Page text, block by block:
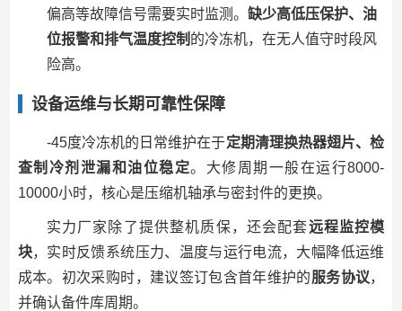
偏高等故障信号需要实时监测。 缺少高低压保护、油
位报警和排气温度控制 的冷冻机，在无人值守时段风
险高。
设备运维与长期可靠性保障
-45度冷冻机的日常维护在于定期清理换热器翅片、检
查制冷剂泄漏和油位稳定。大修周期一般在运行8000-
10000小时，核心是压缩机轴承与密封件的更换。
实力厂家除了提供整机质保，还会配套远程监控模
块，实时反馈系统压力、温度与运行电流，大幅降低运维
成本。初次采购时，建议签订包含首年维护的服务协议，
并确认备件库周期。